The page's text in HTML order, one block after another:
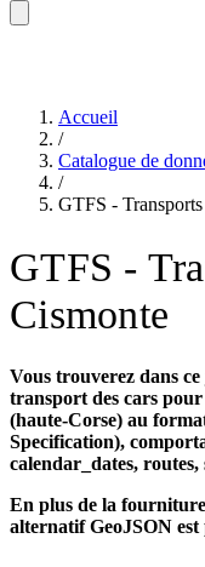
Accueil
/
Catalogue de
/
GTFS -
GTFS -
Cismonte
Vous trouverez dans
transport des cars
(haute-Corse) au
Specification),
calendar_dates, routes,
En plus de la
alternatif GeoJSON est